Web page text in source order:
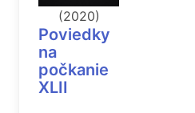
(2020)
Poviedky
na
počkanie
XLII